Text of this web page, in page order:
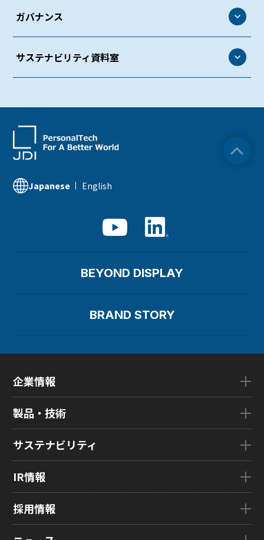
環境マネジメント
社会
人権・労働
働きがいのある環境づくり
社会貢献活動
品質への取り組み
サプライチェーンマネジメント
ガバナンス
ガバナンス
コーポレート・ガバナンス
コンプライアンス
知的財産
サステナビリティ資料室
サステナビリティ関連情報
Japanese
English
BEYOND DISPLAY
BRAND STORY
企業情報
ごあいさつ
企業理念
グローバル子会社
製品・技術
eLEAP
HMO
Rælclear
サステナビリティ
トップメッセージ
環境
IR情報
経営方針
採用情報